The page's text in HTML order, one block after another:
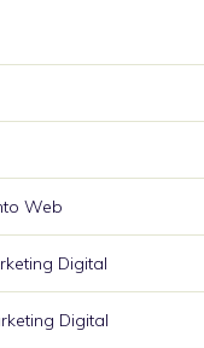
Web
Digital
Digital